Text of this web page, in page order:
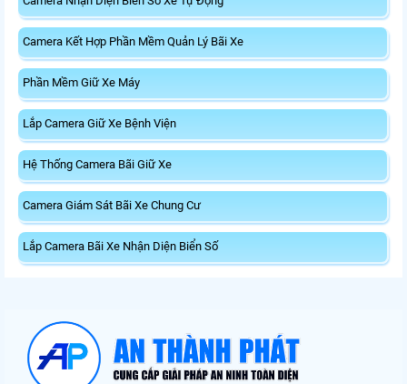
Camera Kết Hợp Phần Mềm Quản Lý Bãi Xe
Phần Mềm Giữ Xe Máy
Lắp Camera Giữ Xe Bệnh Viện
Hệ Thống Camera Bãi Giữ Xe
Camera Giám Sát Bãi Xe Chung Cư
Lắp Camera Bãi Xe Nhận Diện Biển Số